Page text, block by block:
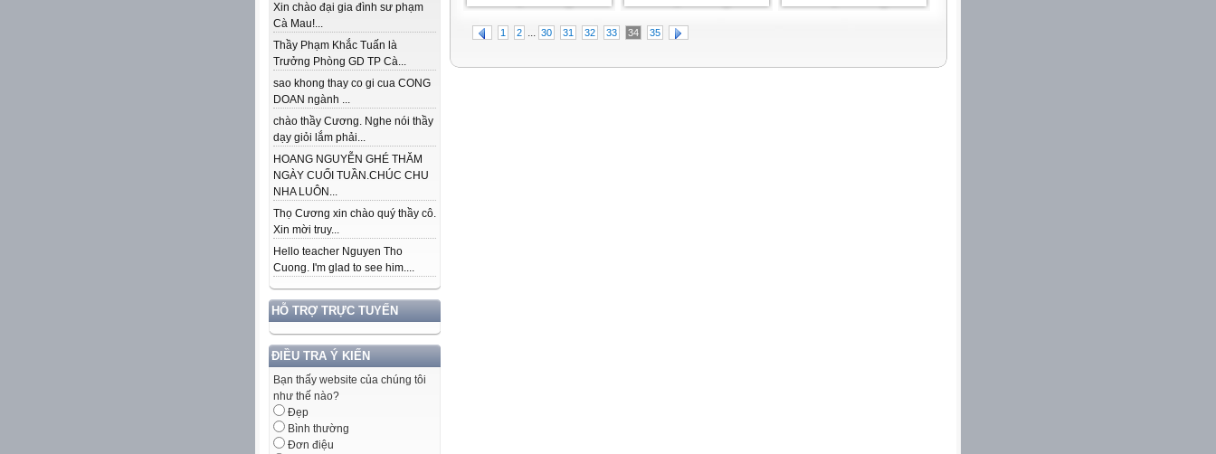
Xin chào đại gia đình sư phạm
Cà Mau!...
Thầy Phạm Khắc Tuấn là
Trưởng Phòng GD TP Cà...
sao khong thay co gi cua CONG
DOAN ngành ...
chào thầy Cương. Nghe nói thầy
dạy giỏi lắm phải...
HOANG NGUYỄN GHÉ THĂM
NGÀY CUỐI TUẦN.CHÚC CHU
NHA LUÔN...
Thọ Cương xin chào quý thầy cô.
Xin mời truy...
Hello teacher Nguyen Tho
Cuong. I'm glad to see him....
HỖ TRỢ TRỰC TUYẾN
ĐIỀU TRA Ý KIẾN
Bạn thấy website của chúng tôi
như thế nào?
Đẹp
Bình thường
Đơn điệu
1 2 ... 30 31 32 33 34 35